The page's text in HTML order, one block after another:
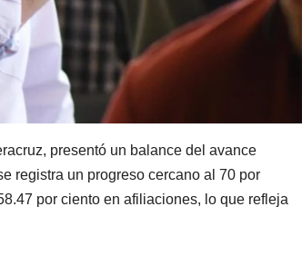
presentó un balance del avance
registra un progreso cercano al 70 por
por ciento en afiliaciones, lo que refleja